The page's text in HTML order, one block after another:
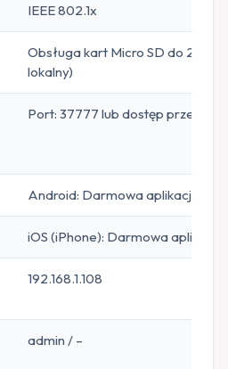
IEEE 802.1x
Obsługa kart Micro SD do
lokalny)
Port: 37777 lub dostęp przez
Android: Darmowa aplikacja
iOS (iPhone): Darmowa aplikacja
192.168.1.108
admin / –